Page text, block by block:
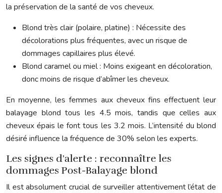
la préservation de la santé de vos cheveux.
Blond très clair (polaire, platine) : Nécessite des
décolorations plus fréquentes, avec un risque de
dommages capillaires plus élevé.
Blond caramel ou miel : Moins exigeant en décoloration,
donc moins de risque d’abîmer les cheveux.
En moyenne, les femmes aux cheveux fins effectuent leur
balayage blond tous les 4.5 mois, tandis que celles aux
cheveux épais le font tous les 3.2 mois. L’intensité du blond
désiré influence la fréquence de 30% selon les experts.
Les signes d’alerte : reconnaître les
dommages Post-Balayage blond
Il est absolument crucial de surveiller attentivement l’état de